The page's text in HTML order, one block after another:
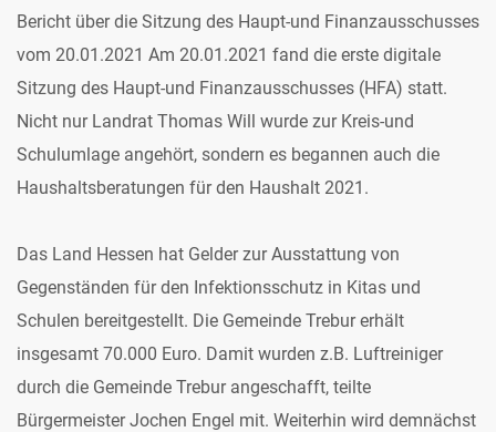
vom
Bericht über die Sitzung des Haupt-und Finanzausschusses
vom 20.01.2021 Am 20.01.2021 fand die erste digitale
Sitzung des Haupt-und Finanzausschusses (HFA) statt.
Nicht nur Landrat Thomas Will wurde zur Kreis-und
Schulumlage angehört, sondern es begannen auch die
Haushaltsberatungen für den Haushalt 2021.
Das Land Hessen hat Gelder zur Ausstattung von
Gegenständen für den Infektionsschutz in Kitas und
Schulen bereitgestellt. Die Gemeinde Trebur erhält
insgesamt 70.000 Euro. Damit wurden z.B. Luftreiniger
durch die Gemeinde Trebur angeschafft, teilte
Bürgermeister Jochen Engel mit. Weiterhin wird demnächst